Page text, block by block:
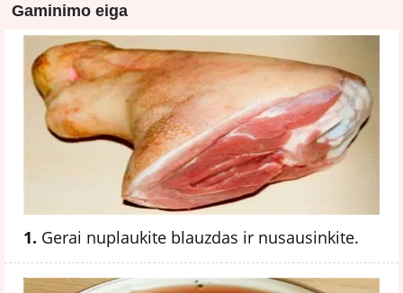
Gaminimo eiga
1. Gerai nuplaukite blauzdas ir nusausinkite.